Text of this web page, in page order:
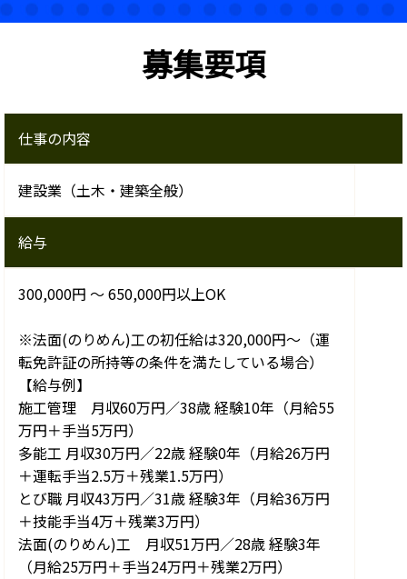
募集要項
仕事の内容
建設業（土木・建築全般）
給与
300,000円 ～ 650,000円以上OK
※法面(のりめん)工の初任給は320,000円～（運
転免許証の所持等の条件を満たしている場合）
【給与例】
施工管理 月収60万円／38歳 経験10年（月給55
万円＋手当5万円）
多能工 月収30万円／22歳 経験0年（月給26万円
＋運転手当2.5万＋残業1.5万円）
とび職 月収43万円／31歳 経験3年（月給36万円
＋技能手当4万＋残業3万円）
法面(のりめん)工 月収51万円／28歳 経験3年
（月給25万円＋手当24万円＋残業2万円）